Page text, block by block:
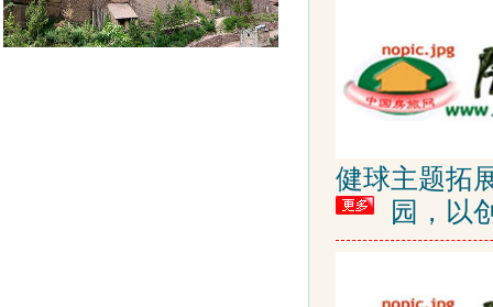
健球主题拓
园，以